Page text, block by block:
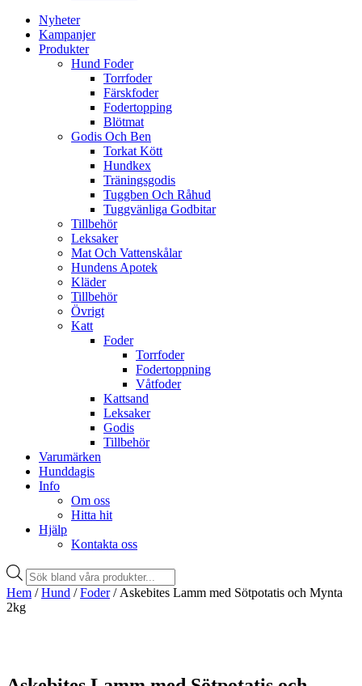
Nyheter
Kampanjer
Produkter
Hund Foder
Torrfoder
Färskfoder
Fodertopping
Blötmat
Godis Och Ben
Torkat Kött
Hundkex
Träningsgodis
Tuggben Och Råhud
Tuggvänliga Godbitar
Tillbehör
Leksaker
Mat Och Vattenskålar
Hundens Apotek
Kläder
Tillbehör
Övrigt
Katt
Foder
Torrfoder
Fodertoppning
Våtfoder
Kattsand
Leksaker
Godis
Tillbehör
Varumärken
Hunddagis
Info
Om oss
Hitta hit
Hjälp
Kontakta oss
Products
search
Hem /Hund /Foder/ Askebites Lamm med Sötpotatis och Mynta
2kg